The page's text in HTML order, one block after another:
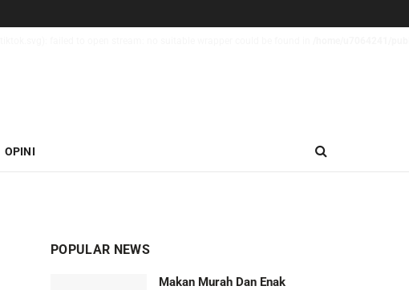
OPINI
POPULAR NEWS
Makan Murah Dan Enak